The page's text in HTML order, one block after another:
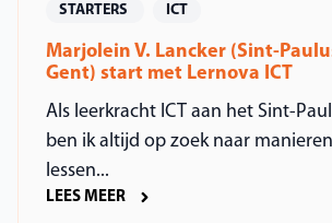
STARTERS ICT
Marjolein V. Lancker (Sint-
Gent) start met Lernova ICT
Als leerkracht ICT aan het Sint-
ben ik altijd op zoek naar
lessen...
LEES MEER